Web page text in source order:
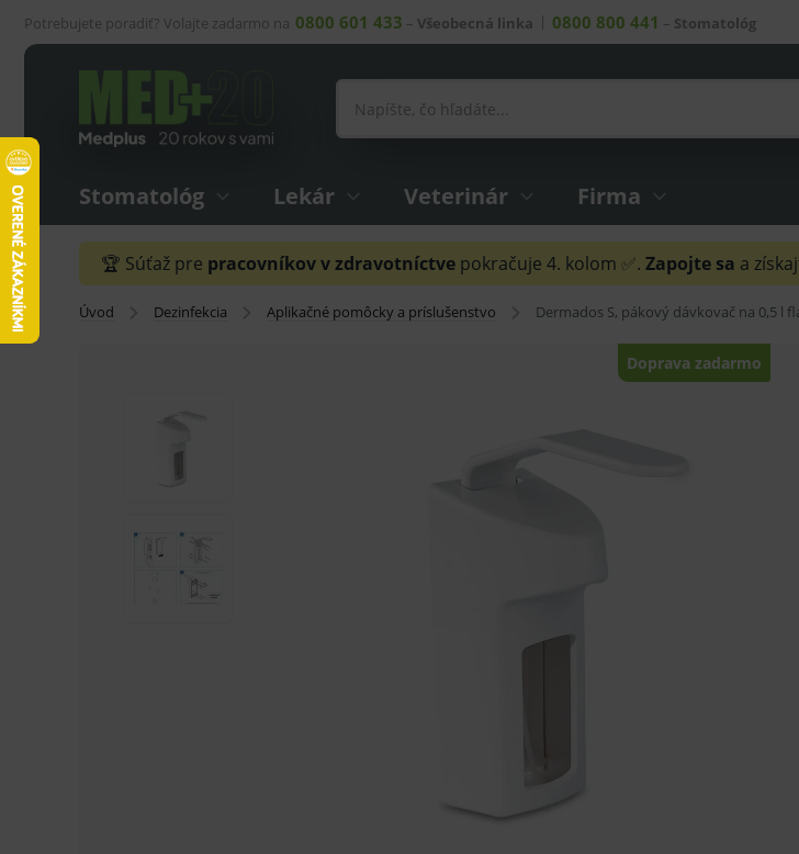
Potrebujete poradiť? Volajte zadarmo na 0800 601 433 – Všeobecná linka 0800 800 441 – Stomatológ
Stomatológ Lekár Veterinár Firma
🏆 Súťaž pre pracovníkov v zdravotníctve pokračuje 4. kolom ✅. Zapojte sa a
Úvod Dezinfekcia Aplikačné pomôcky a príslušenstvo Dermados S, pákový dávkovač na 0,5 l
Doprava zadarmo